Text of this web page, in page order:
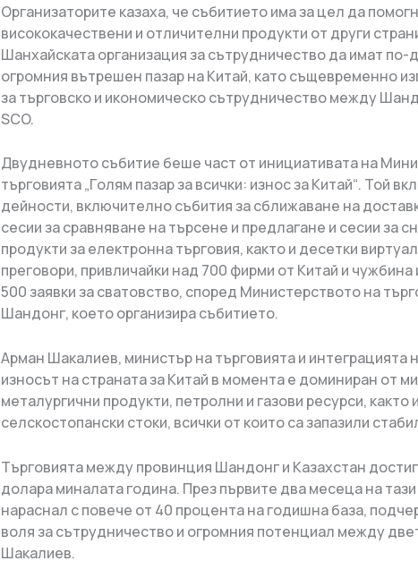
Организаторите казаха, че събитието има за цел да
висококачествени и отличителни продукти от други
Шанхайската организация за сътрудничество да имат
огромния вътрешен пазар на Китай, като същевременно
за търговско и икономическо сътрудничество между
SCO.
Двудневното събитие беше част от инициативата на
търговията „Голям пазар за всички: износ за Китай“. Той
дейности, включително събития за сближаване на
сесии за сравняване на търсене и предлагане и сесии за
продукти за електронна търговия, както и десетки
преговори, привличайки над 700 фирми от Китай и чужбина
500 заявки за сватовство, според Министерството на
Шандонг, което организира събитието.
Арман Шакалиев, министър на търговията и интеграцията
износът на страната за Китай в момента е доминиран от
металургични продукти, петролни и газови ресурси, както
селскостопански стоки, всички от които са запазили
Търговията между провинция Шандонг и Казахстан
долара миналата година. През първите два месеца на
нараснал с повече от 40 процента на годишна база,
воля за сътрудничество и огромния потенциал между
Шакалиев.